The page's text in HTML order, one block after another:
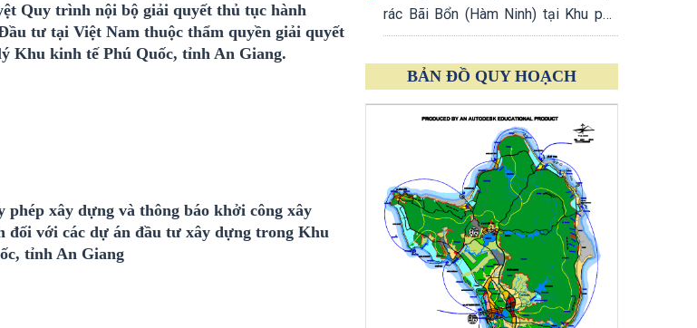
Quy trình nội bộ giải quyết thủ tục hành
tư tại Việt Nam thuộc thẩm quyền giải quyết
Khu kinh tế Phú Quốc, tỉnh An Giang.
phép xây dựng và thông báo khởi công xây
đối với các dự án đầu tư xây dựng trong Khu
tỉnh An Giang
rác Bãi Bổn (Hàm Ninh) tại Khu phố
Bãi Bổn, đặc khu Phú Quốc, tỉnh An
Giang
BẢN ĐỒ QUY HOẠCH